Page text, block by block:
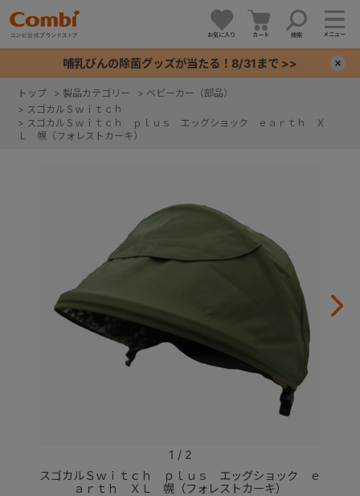
お気に入り カート 検索 メニュー
哺乳びんの除菌グッズが当たる！8/31まで >>
トップ > 製品カテゴリー > ベビーカー（部品）
> スゴカルＳｗｉｔｃｈ
> スゴカルＳｗｉｔｃｈ ｐｌｕｓ エッグショック ｅａｒｔｈ Ｘ
Ｌ 幌（フォレストカーキ）
スゴカルＳｗｉｔｃｈ ｐｌｕｓ エッグショック ｅ
ａｒｔｈ ＸＬ 幌（フォレストカーキ）
1 / 2